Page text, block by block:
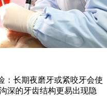
长期夜磨牙或紧咬牙会使
深的牙齿结构更易出现隐